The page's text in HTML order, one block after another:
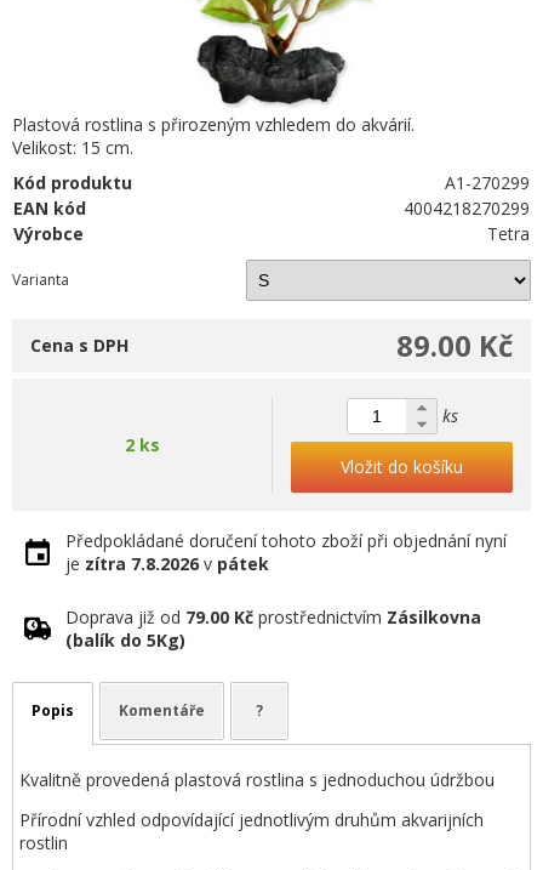
Plastová rostlina s přirozeným vzhledem do akvárií.
Velikost: 15 cm.
Kód produktu
A1-270299
EAN kód
4004218270299
Výrobce
Tetra
Varianta
89.00 Kč
Cena s DPH
2 ks
ks
Vložit do košíku
Předpokládané doručení tohoto zboží při objednání nyní
je zítra 7.8.2026 v pátek
Doprava již od 79.00 Kč prostřednictvím Zásilkovna
(balík do 5Kg)
Popis Komentáře ?
Kvalitně provedená plastová rostlina s jednoduchou údržbou
Přírodní vzhled odpovídající jednotlivým druhům akvarijních
rostlin